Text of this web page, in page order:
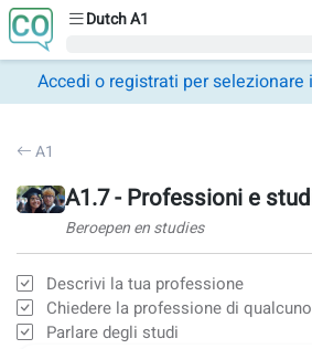
Dutch A1
Accedi o registrati per selezionare
A1
A1.7 - Professioni e
Beroepen en studies
Descrivi la tua professione
Chiedere la professione di qualcuno
Parlare degli studi